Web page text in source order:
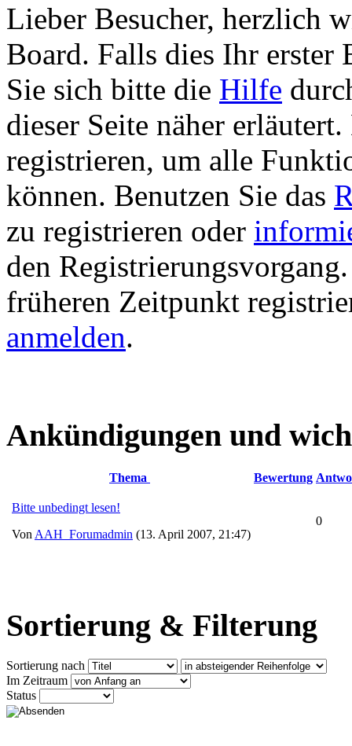
Lieber Besucher, herzlich
Board. Falls dies Ihr erster
Sie sich bitte die Hilfe
dieser Seite näher
registrieren, um alle
können. Benutzen Sie das
zu registrieren oder
den
früheren Zeitpunkt
anmelden.
Ankündigungen und
Thema Bewertung
Bitte unbedingt lesen!
Von AAH_Forumadmin (13. April 2007, 21:47)
0
Sortierung & Filterung
Sortierung nach
Im Zeitraum
Status